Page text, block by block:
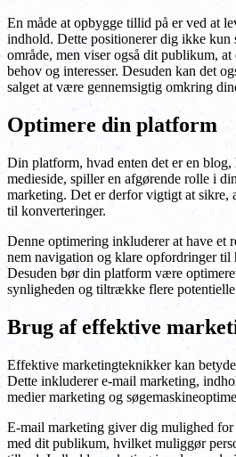
En måde at opbygge tillid på er ved at
indhold. Dette positionerer dig ikke kun
område, men viser også dit publikum,
behov og interesser. Desuden kan det
salget at være gennemsigtig omkring
Optimere din platform
Din platform, hvad enten det er en blog,
medieside, spiller en afgørende rolle i
marketing. Det er derfor vigtigt at sikre,
til konverteringer.
Denne optimering inkluderer at have et
nem navigation og klare opfordringer
Desuden bør din platform være
synligheden og tiltrække flere
Brug af effektive
Effektive marketingteknikker kan
Dette inkluderer e-mail marketing,
medier marketing og
E-mail marketing giver dig mulighed
med dit publikum, hvilket muliggør